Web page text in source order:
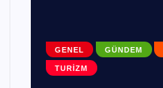
GENEL GÜNDEM
TURIZM